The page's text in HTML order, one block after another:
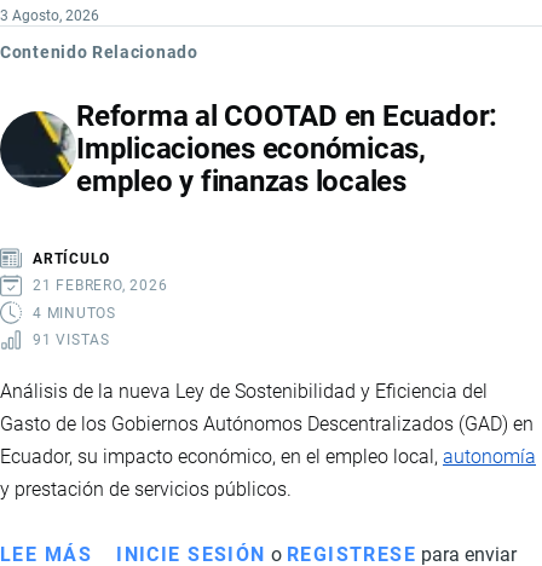
3 Agosto, 2026
Contenido Relacionado
Reforma al COOTAD en Ecuador:
Implicaciones económicas,
empleo y finanzas locales
ARTÍCULO
21 FEBRERO, 2026
4 MINUTOS
91 VISTAS
Análisis de la nueva Ley de Sostenibilidad y Eficiencia del
Gasto de los Gobiernos Autónomos Descentralizados (GAD) en
Ecuador, su impacto económico, en el empleo local, autonomía
y prestación de servicios públicos.
LEE MÁS SOBRE
INICIE SESIÓN o REGISTRESE para enviar